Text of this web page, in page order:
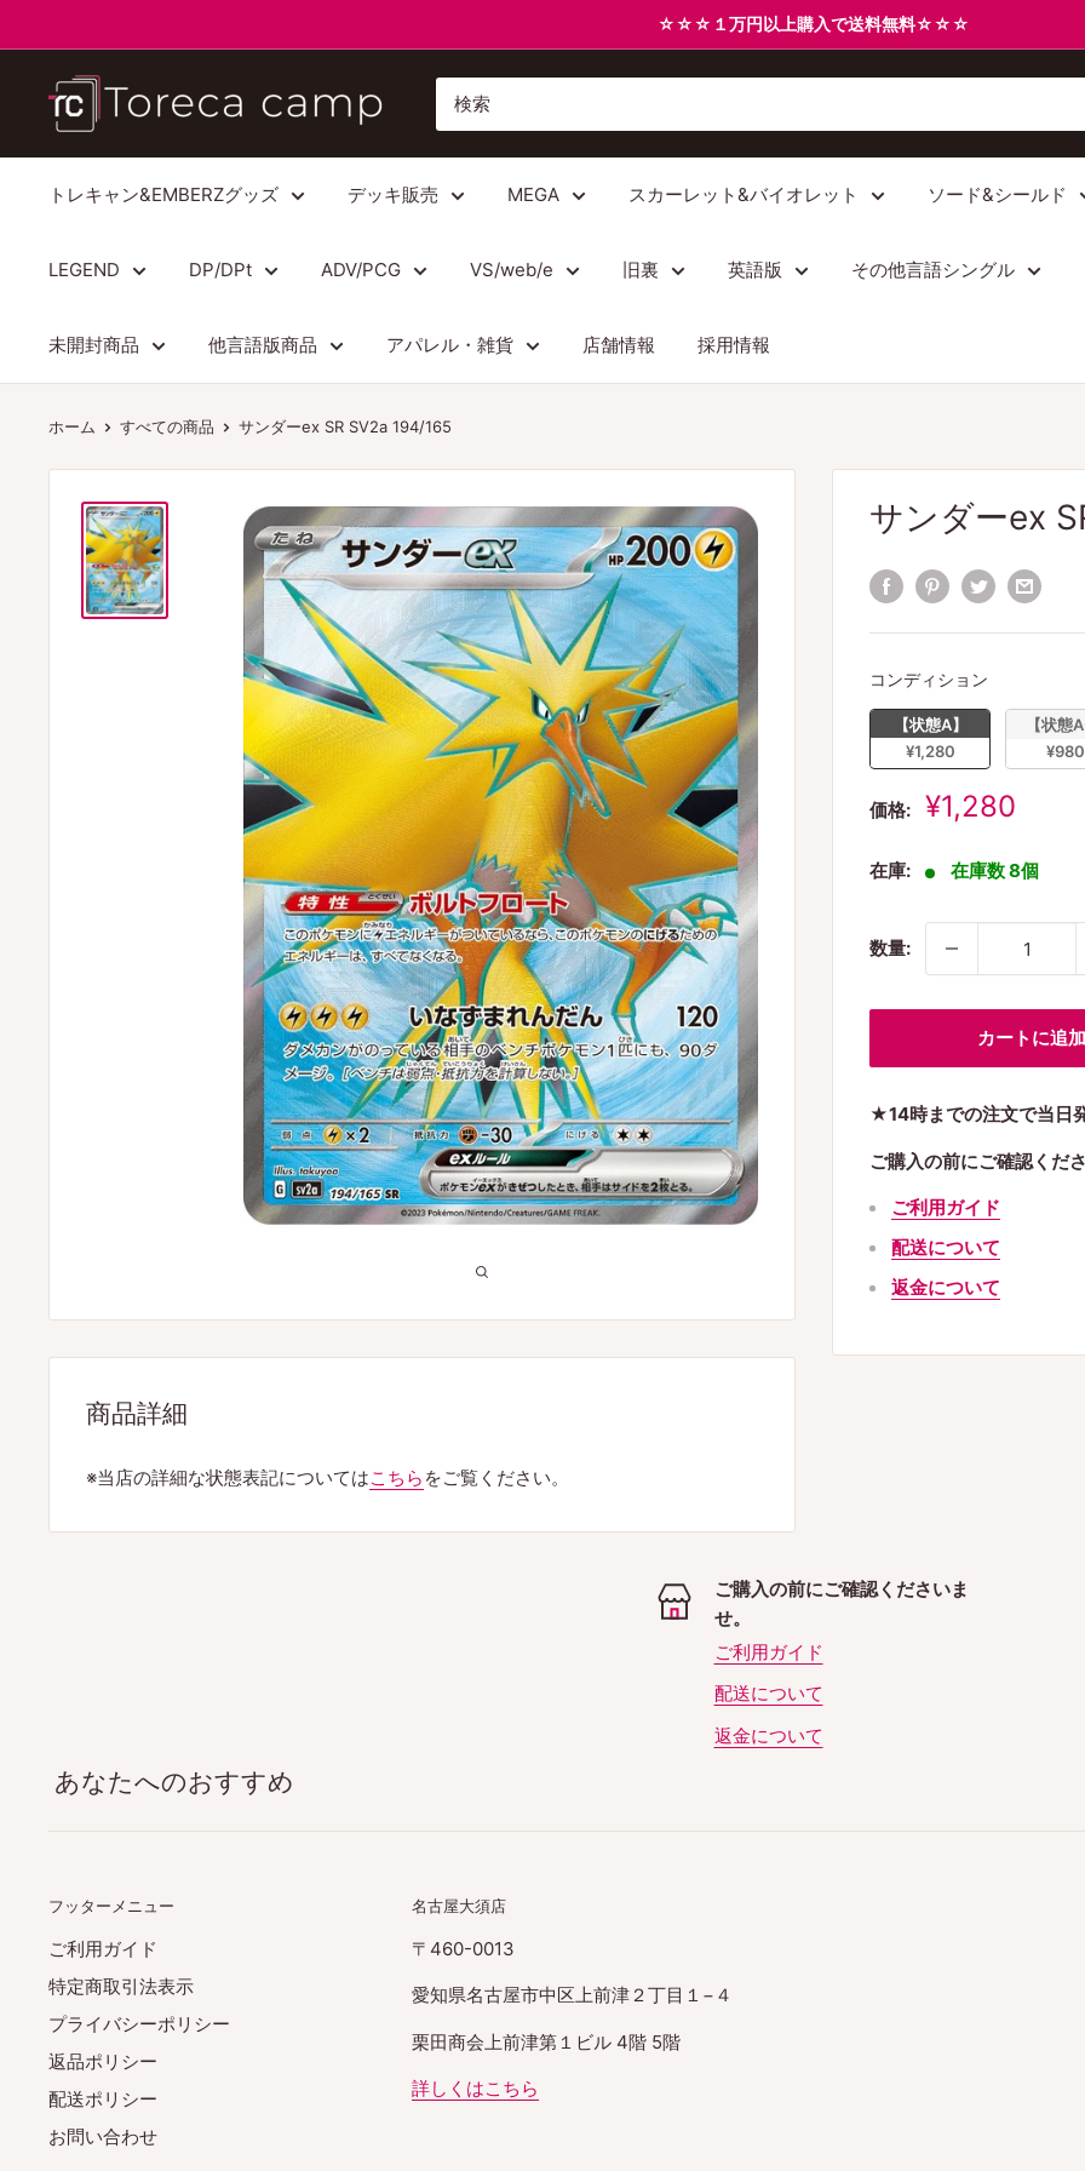
ン
る
☆☆☆１万円以上購入で送料無料☆☆☆
ト
レ
カ
キ
ン
トレキャン&EMBERZグッズ デッキ販売 MEGA スカーレット&バイオレット ソード&シールド
LEGEND DP/DPt ADV/PCG VS/web/e 旧裏 英語版 その他言語シングル
未開封商品 他言語版商品 アパレル・雑貨 店舗情報 採用情報
ホーム すべての商品 サンダーex SR SV2a 194/165
サンダーex
コンディション
【状態A】
¥1,280
【状態
¥980
価格:
販
価
¥1,280
在庫: 在庫数 8個
数量:
カートに追加
★14時までの注文で当日
ご購入の前にご確認くださ
ご利用ガイド
配送について
返金について
商品詳細
※当店の詳細な状態表記についてはこちら をご覧ください。
ご購入の前にご確認くださいま
せ。
ご利用ガイド
配送について
返金について
あなたへのおすすめ
フッターメニュー
ご利用ガイド
特定商取引法表示
プライバシーポリシー
返品ポリシー
配送ポリシー
お問い合わせ
名古屋大須店
〒460-0013
愛知県名古屋市中区上前津２丁目１−４
栗田商会上前津第１ビル 4階 5階
詳しくはこちら